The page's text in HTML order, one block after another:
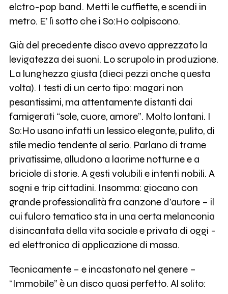
elctro-pop band. Metti le cuffiette, e scendi in
metro. E’ lì sotto che i So:Ho colpiscono.
Già del precedente disco avevo apprezzato la
levigatezza dei suoni. Lo scrupolo in produzione.
La lunghezza giusta (dieci pezzi anche questa
volta). I testi di un certo tipo: magari non
pesantissimi, ma attentamente distanti dai
famigerati “sole, cuore, amore”. Molto lontani. I
So:Ho usano infatti un lessico elegante, pulito, di
stile medio tendente al serio. Parlano di trame
privatissime, alludono a lacrime notturne e a
briciole di storie. A gesti volubili e intenti nobili. A
sogni e trip cittadini. Insomma: giocano con
grande professionalità fra canzone d’autore – il
cui fulcro tematico sta in una certa melanconia
disincantata della vita sociale e privata di oggi -
ed elettronica di applicazione di massa.
Tecnicamente – e incastonato nel genere –
“Immobile” è un disco quasi perfetto. Al solito: